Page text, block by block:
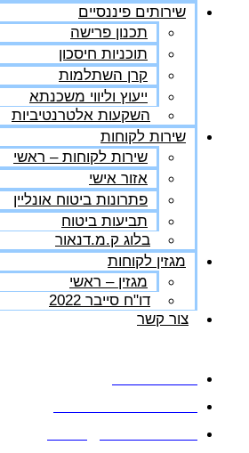
שירותים פיננסיים
תכנון פרישה
תוכניות חיסכון
קרן השתלמות
ייעוץ וליווי משכנתא
השקעות אלטרנטיביות
שירות לקוחות
שירות לקוחות – ראשי
אזור אישי
פתרונות ביטוח אונליין
תביעות ביטוח
בלוג ק.מ.דנאור
מגזין לקוחות
מגזין – ראשי
דו"ח סייבר 2022
צור קשר